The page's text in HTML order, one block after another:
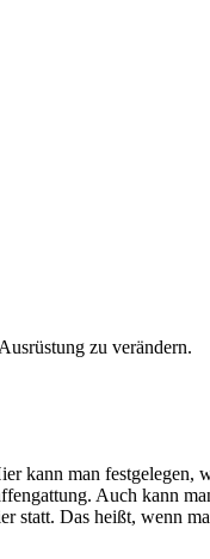
zu verändern.
kann man festgelegen,
Auch kann
statt. Das heißt, wenn